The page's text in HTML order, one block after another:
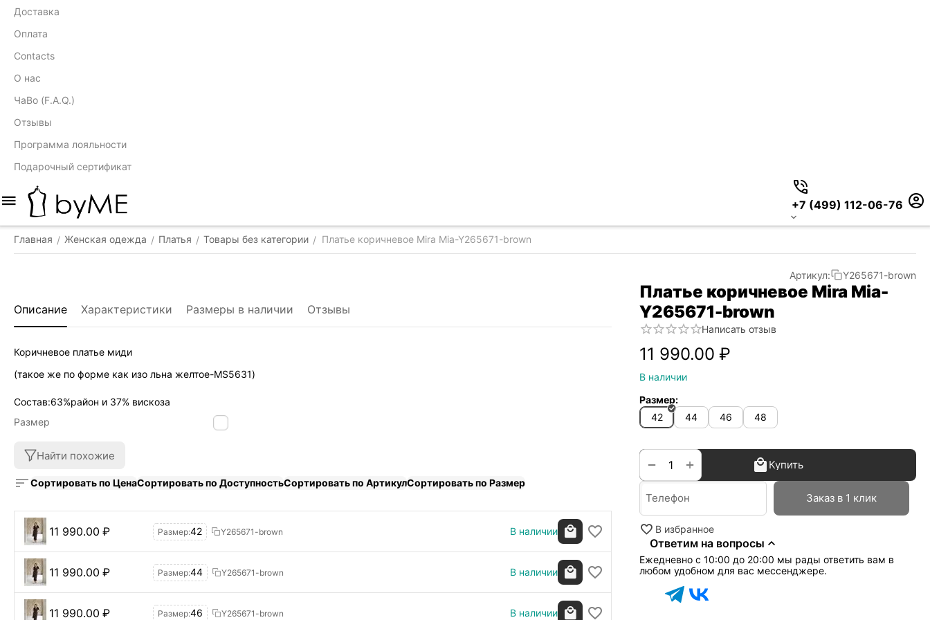
Доставка
Оплата
Contacts
О нас
ЧаВо (F.A.Q.)
Отзывы
Программа лояльности
Подарочный сертификат
+7 (499) 112-06-76
Главная / Женская одежда / Платья / Товары без категории / Платье коричневое Mira Mia-Y265671-brown
Артикул: Y265671-brown
Платье коричневое Mira Mia-
Y265671-brown
Написать отзыв
11 990.00 ₽
В наличии
Размер:
42
44 46 48
+
− Купить
Заказ в 1 клик
В избранное
Ответим на вопросы
Ежедневно с 10:00 до 20:00 мы рады ответить вам в
любом удобном для вас мессенджере.
Описание Характеристики Размеры в наличии Отзывы
Коричневое платье миди
(такое же по форме как изо льна желтое-MS5631)
Состав:63%район и 37% вискоза
Размер
42
Найти похожие
Сортировать по ЦенаСортировать по ДоступностьСортировать по АртикулСортировать по Размер
11 990.00 ₽ В наличии
Y265671-brown
Размер:42
11 990.00 ₽ В наличии
Y265671-brown
Размер:44
11 990.00 ₽ В наличии
Y265671-brown
Размер:46